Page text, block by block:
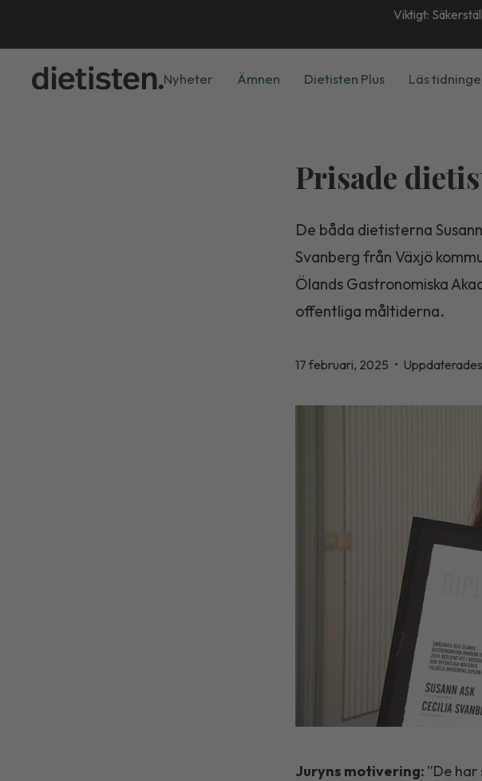
Viktigt:
Nyheter Ämnen Dietisten Plus Läs
Prisade
De båda dietisterna
Svanberg från Växjö
Ölands Gastronomiska
offentliga måltiderna.
17 februari, 2025 •
Juryns motivering: ”De